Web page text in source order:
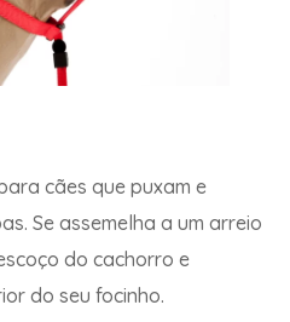
cães que puxam e
Se assemelha a um arreio
do cachorro e
do seu focinho.